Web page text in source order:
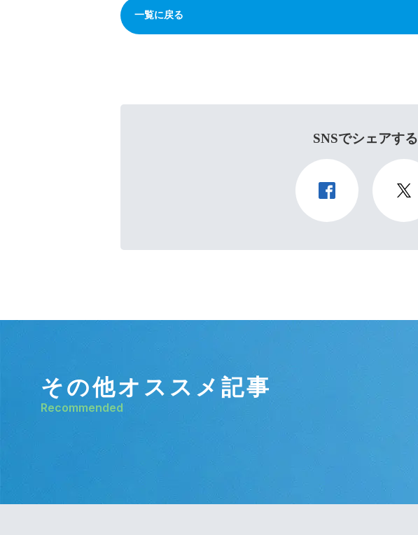
一覧に戻る
SNSでシェアする
その他オススメ記事
Recommended